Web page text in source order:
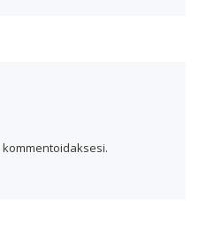
kommentoidaksesi.